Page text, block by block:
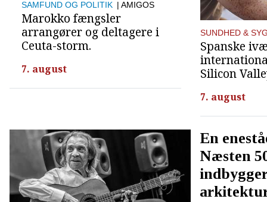
SAMFUND OG POLITIK | AMIGOS
Marokko fængsler
arrangører og deltagere i
Ceuta-storm.
7. august
SUNDHED &
Spanske
Silicon
7. august
En
Næsten